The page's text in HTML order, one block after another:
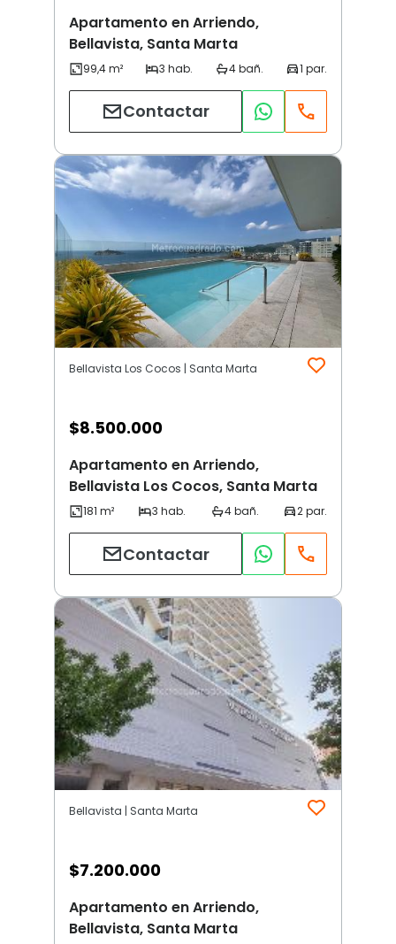
Apartamento en Arriendo,
Bellavista, Santa Marta
Contactar
Bellavista Los Cocos | Santa Marta
$8.500.000
Apartamento en Arriendo,
Bellavista Los Cocos, Santa Marta
Contactar
Bellavista | Santa Marta
$7.200.000
Apartamento en Arriendo,
Bellavista, Santa Marta